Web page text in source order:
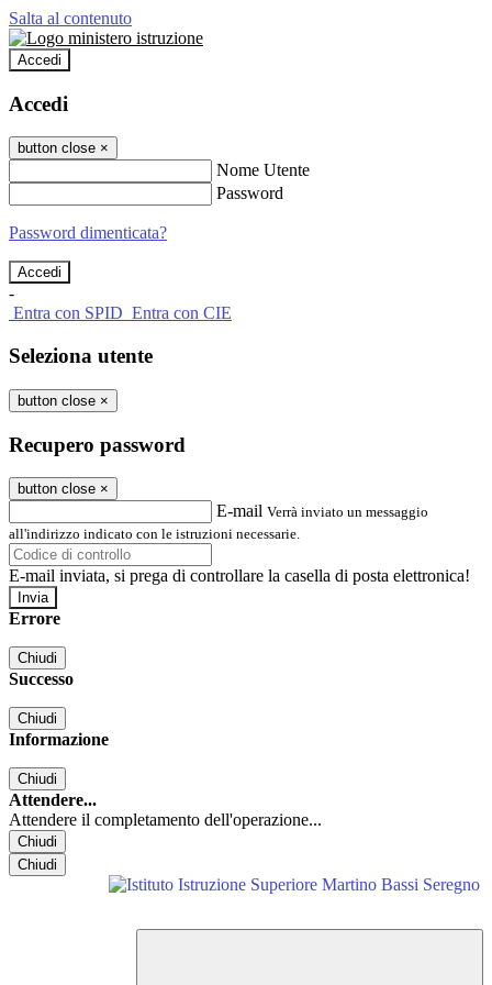
Salta al contenuto
Accedi
Accedi
button close ×
Nome Utente
Password
Password dimenticata?
-
Entra con SPID Entra con CIE
Seleziona utente
button close ×
Recupero password
button close ×
E-mail Verrà inviato un messaggio
all'indirizzo indicato con le istruzioni necessarie.
E-mail inviata, si prega di controllare la casella di posta elettronica!
Errore
Chiudi
Successo
Chiudi
Informazione
Chiudi
Attendere...
Attendere il completamento dell'operazione...
Chiudi
Chiudi